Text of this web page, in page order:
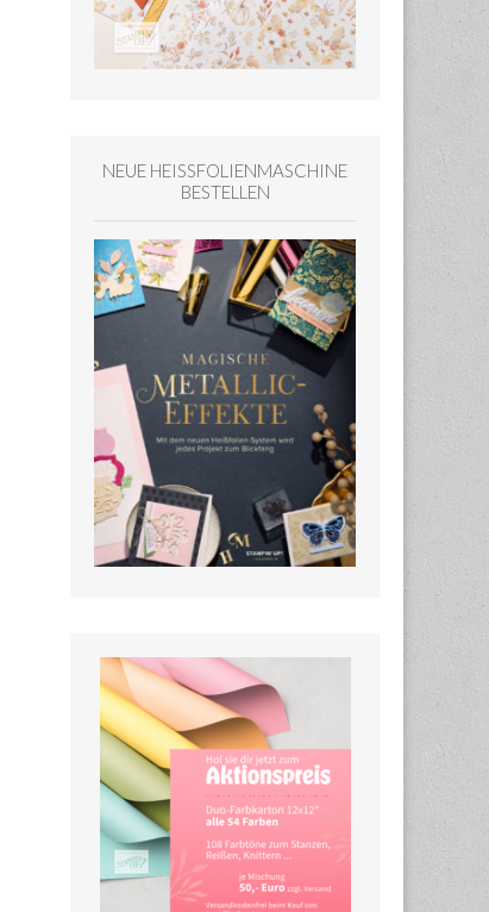
NEUE HEISSFOLIENMASCHINE
BESTELLEN